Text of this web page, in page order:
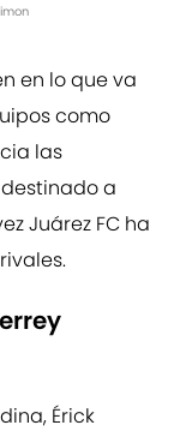
en lo que va
como
las
a
Juárez FC ha
Érick